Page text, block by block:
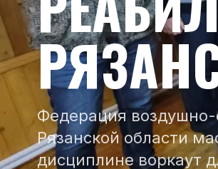
Федерация воздушно-
Рязанской области
дисциплине воркаут